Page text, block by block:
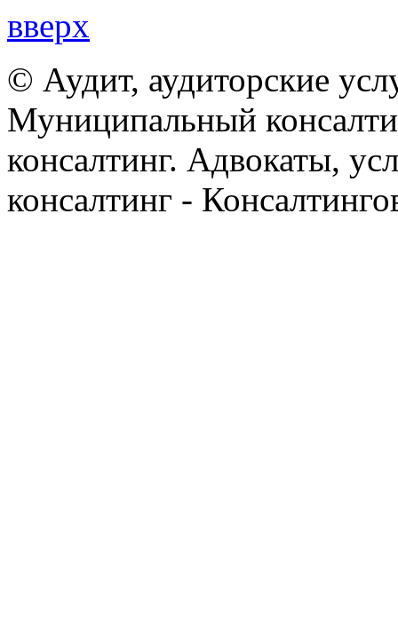
вверх
© Аудит, аудиторские
Муниципальный
консалтинг. Адвокаты,
консалтинг -